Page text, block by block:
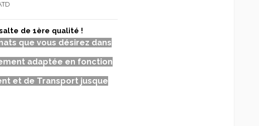
de 1ère qualité !
que vous désirez dans
adaptée en fonction
et de Transport jusque